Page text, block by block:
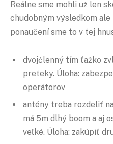
Reálne sme mohli už len
chudobným výsledkom
ponaučení sme to v tej
dvojčlenný tím ťažko
preteky. Úloha:
operátorov
antény treba rozdeliť
má 5m dlhý boom a aj
veľké. Úloha: zakúpiť